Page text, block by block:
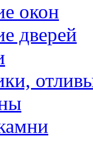
окон
дверей